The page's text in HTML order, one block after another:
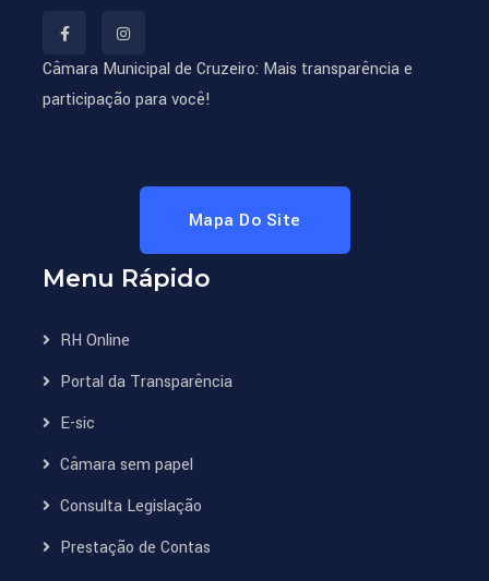
Câmara Municipal de Cruzeiro: Mais transparência e
participação para você!
Mapa Do Site
Menu Rápido
RH Online
Portal da Transparência
E-sic
Câmara sem papel
Consulta Legislação
Prestação de Contas